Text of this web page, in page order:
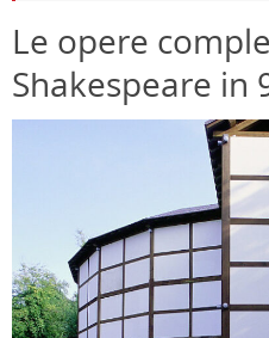
Le opere
Shakespeare in